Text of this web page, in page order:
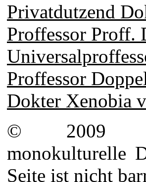
Privatdutzend
Proffessor Proff.
Proffessor
Dokter Xenobia
© 2009
monokulturelle
Seite ist nicht